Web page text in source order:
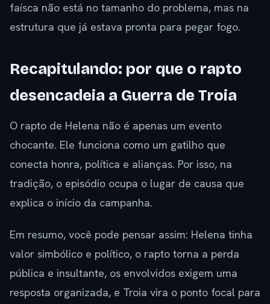
faísca não está no tamanho do problema, mas na
estrutura que já estava pronta para pegar fogo.
Recapitulando: por que o rapto
desencadeia a Guerra de Troia
O rapto de Helena não é apenas um evento
chocante. Ele funciona como um gatilho que
conecta honra, política e alianças. Por isso, na
tradição, o episódio ocupa o lugar de causa que
explica o início da campanha.
Em resumo, você pode pensar assim: Helena tinha
valor simbólico e político, o rapto torna a perda
pública e insultante, os envolvidos exigem uma
resposta organizada, e Troia vira o ponto focal para